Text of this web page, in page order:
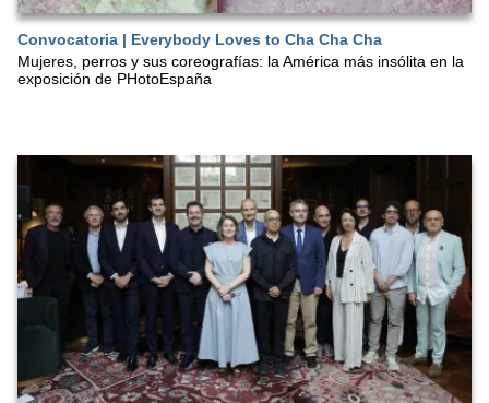
Convocatoria | Everybody Loves to Cha Cha Cha
Mujeres, perros y sus coreografías: la América más insólita en la
exposición de PHotoEspaña